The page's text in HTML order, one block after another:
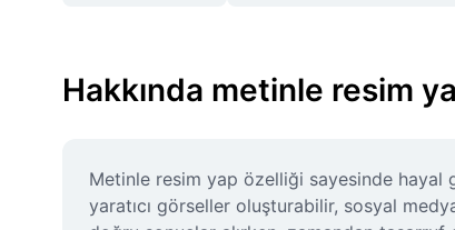
Hakkında metinle resim
Metinle resim yap özelliği sayesinde
yaratıcı görseller oluşturabilir, sosyal